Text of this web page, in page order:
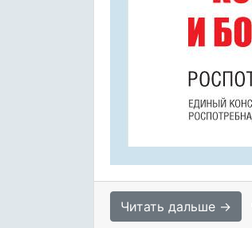
Читать дальше →